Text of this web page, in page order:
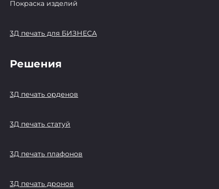
Покраска изделий
3Д печать для БИЗНЕСА
Решения
3Д печать орденов
3Д печать статуй
3Д печать плафонов
3Д печать дронов